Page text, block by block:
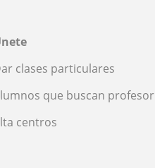
clases particulares
que buscan profesor
centros